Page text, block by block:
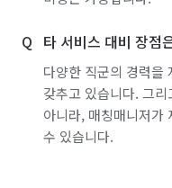
타 서비스 대비 장점
다양한 직군의 경력을
갖추고 있습니다. 그
아니라, 매칭매니저가
수 있습니다.